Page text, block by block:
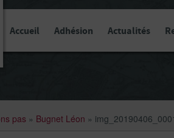
Accueil Adhésion Actualités
pas » Bugnet Léon »